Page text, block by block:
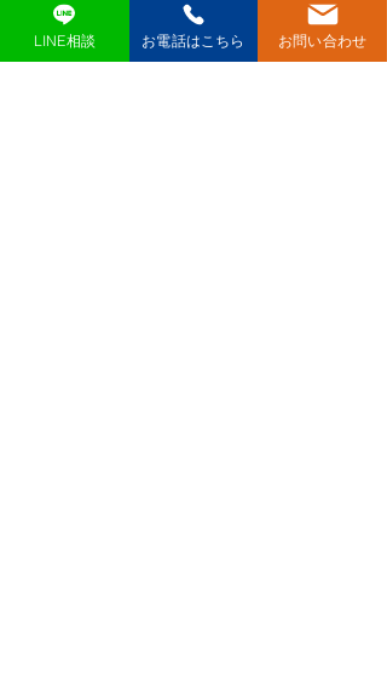
め、異変を感じたら早めに専門業者に
相談し、
必要に応じて点検・調整や部
LINE相談 お電話はこちら お問い合わせ